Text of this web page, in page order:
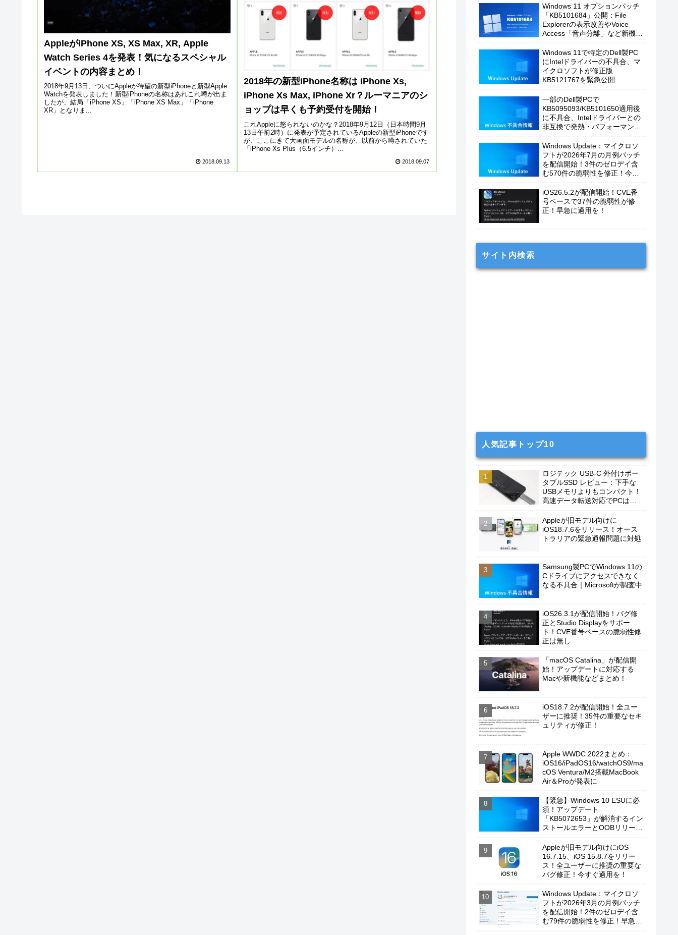
AppleがiPhone XS, XS Max, XR, Apple
Watch Series 4を発表！気になるスペシャル
イベントの内容まとめ！
2018年9月13日、ついにAppleが待望の新型iPhoneと新型Apple
Watchを発表しました！新型iPhoneの名称はあれこれ噂が出ま
したが、結局「iPhone XS」「iPhone XS Max」「iPhone
XR」となりま...
2018.09.13
2018年の新型iPhone名称は iPhone Xs,
iPhone Xs Max, iPhone Xr？ルーマニアのシ
ョップは早くも予約受付を開始！
これAppleに怒られないのかな？2018年9月12日（日本時間9月
13日午前2時）に発表が予定されているAppleの新型iPhoneです
が、ここにきて大画面モデルの名称が、以前から噂されていた
「iPhone Xs Plus（6.5インチ）...
2018.09.07
Windows 11 オプションパッチ
「KB5101684」公開：File
Explorerの表示改善やVoice
Access「音声分離」など新機能
Windows 11で特定のDell製PC
にIntelドライバーの不具合、マ
イクロソフトが修正版
KB5121767を緊急公開
一部のDell製PCで
KB5095093/KB5101650適用後
に不具合、Intelドライバーとの
非互換で発熱・パフォーマンス
Windows Update：マイクロソ
フトが2026年7月の月例パッチ
を配信開始！3件のゼロデイ含
む570件の脆弱性を修正！今す
iOS26.5.2が配信開始！CVE番
号ベースで37件の脆弱性が修
正！早急に適用を！
サイト内検索
人気記事トップ10
ロジテック USB-C 外付けポー
タブルSSD レビュー：下手な
USBメモリよりもコンパクト！
高速データ転送対応でPCは勿
もおすすめ！
Appleが旧モデル向けに
iOS18.7.6をリリース！オース
トラリアの緊急通報問題に対処
Samsung製PCでWindows 11の
Cドライブにアクセスできなく
なる不具合｜Microsoftが調査中
iOS26.3.1が配信開始！バグ修
正とStudio Displayをサポー
ト！CVE番号ベースの脆弱性修
正は無し
「macOS Catalina」が配信開
始！アップデートに対応する
Macや新機能などまとめ！
iOS18.7.2が配信開始！全ユー
ザーに推奨！35件の重要なセキ
ュリティが修正！
Apple WWDC 2022まとめ：
iOS16/iPadOS16/watchOS9/ma
cOS Ventura/M2搭載MacBook
Air＆Proが発表に
【緊急】Windows 10 ESUに必
須！アップデート
「KB5072653」が解消するイン
ストールエラーとOOBリリース
Appleが旧モデル向けにiOS
16.7.15、iOS 15.8.7をリリー
ス！全ユーザーに推奨の重要な
バグ修正！今すぐ適用を！
Windows Update：マイクロソ
フトが2026年3月の月例パッチ
を配信開始！2件のゼロデイ含
む79件の脆弱性を修正！早急に